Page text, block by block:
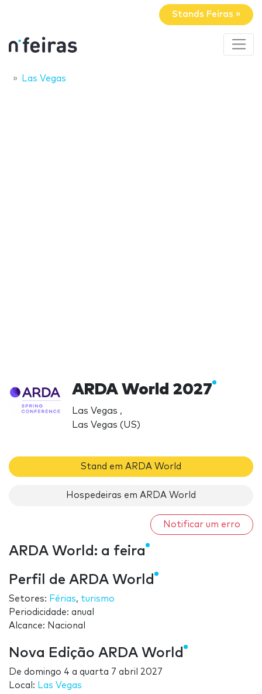
Stands Feiras »
Las Vegas
ARDA World 2027
Las Vegas ,
Las Vegas (US)
Stand em ARDA World
Hospedeiras em ARDA World
Notificar um erro
ARDA World: a feira
Perfil de ARDA World
Setores: Férias, turismo
Periodicidade: anual
Alcance: Nacional
Nova Edição ARDA World
De domingo 4 a quarta 7 abril 2027
Local: Las Vegas